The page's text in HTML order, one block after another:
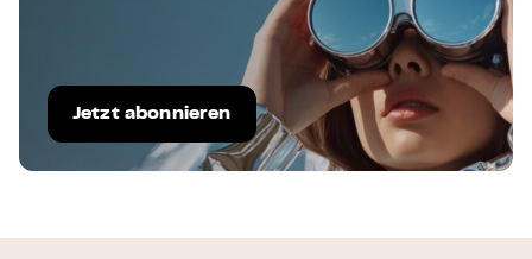
Jetzt abonnieren